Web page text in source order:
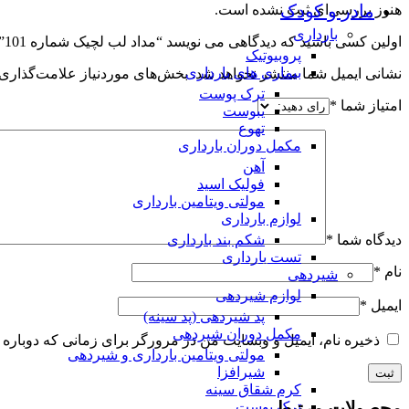
مادر و کودک
بارداری
پروبیوتیک
بیماری های بارداری
ترک پوست
یبوست
تهوع
مکمل دوران بارداری
آهن
فولیک اسید
مولتی ویتامین بارداری
لوازم بارداری
شکم بند بارداری
تست بارداری
شیردهی
لوازم شیردهی
پد شیردهی (پد سینه)
مکمل دوران شیردهی
مولتی ویتامین بارداری و شیردهی
شیرافزا
کرم شقاق سینه
هنوز بررسی‌ای ثبت نشده است.
اولین کسی باشید که دیدگاهی می نویسد “مداد لب لچیک شماره 101”
نشانی ایمیل شما منتشر نخواهد شد. بخش‌های موردنیاز
امتیاز شما *
دیدگاه شما *
نام *
ایمیل *
ذخیره نام، ایمیل و وبسایت من در مرورگر برای زمانی که